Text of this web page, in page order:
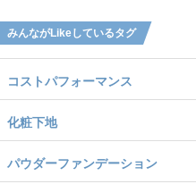
みんながLikeしているタグ
コストパフォーマンス
化粧下地
パウダーファンデーション